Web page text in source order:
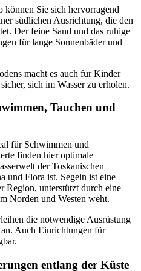
Sie sich hervorragend
südlichen Ausrichtung, die den
Der feine Sand und das ruhige
für lange Sonnenbäder und
macht es auch für Kinder
sich im Wasser zu erholen.
Tauchen und
für Schwimmen und
finden hier optimale
der Toskanischen
und Flora ist. Segeln ist eine
Region, unterstützt durch eine
Norden und Westen weht.
die notwendige Ausrüstung
Auch Einrichtungen für
entlang der Küste